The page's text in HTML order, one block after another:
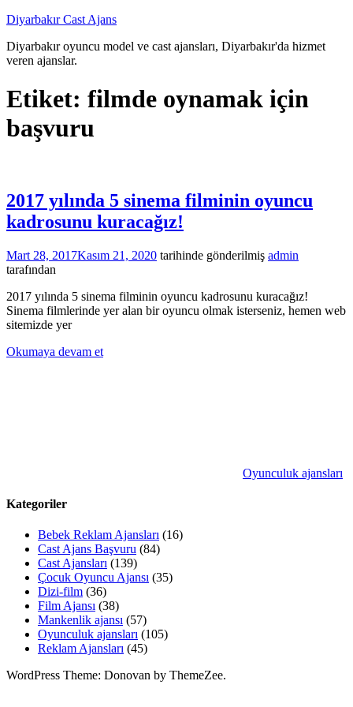
İçeriğe
Diyarbakır Cast Ajans
Diyarbakır oyuncu model ve cast ajansları, Diyarbakır'da hizmet
veren ajanslar.
Etiket: filmde oynamak için
başvuru
2017 yılında 5 sinema filminin oyuncu
kadrosunu kuracağız!
Mart 28, 2017Kasım 21, 2020 tarihinde gönderilmiş admin
tarafından
2017 yılında 5 sinema filminin oyuncu kadrosunu kuracağız!
Sinema filmlerinde yer alan bir oyuncu olmak isterseniz, hemen web
sitemizde yer
Okumaya devam et
Oyunculuk ajansları
Kategoriler
Bebek Reklam Ajansları (16)
Cast Ajans Başvuru (84)
Cast Ajansları (139)
Çocuk Oyuncu Ajansı (35)
Dizi-film (36)
Film Ajansı (38)
Mankenlik ajansı (57)
Oyunculuk ajansları (105)
Reklam Ajansları (45)
WordPress Theme: Donovan by ThemeZee.